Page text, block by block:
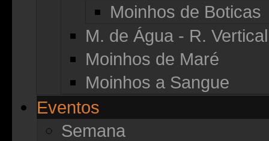
Moinhos de Boticas
M. de Água - R. Vertical
Moinhos de Maré
Moinhos a Sangue
Eventos
Semana